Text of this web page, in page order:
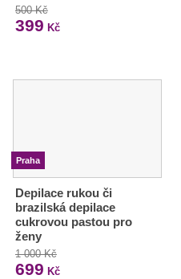
500 Kč
399 Kč
Praha
Depilace rukou či
brazilská depilace
cukrovou pastou pro
ženy
1 000 Kč
699 Kč